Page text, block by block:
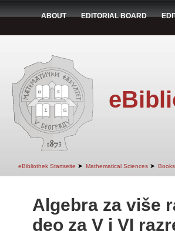
ABOUT EDITORIAL BOARD
eBibliothek Startseite ➤ Mathematical Sciences ➤ Books
Algebra za više
deo za V i VI